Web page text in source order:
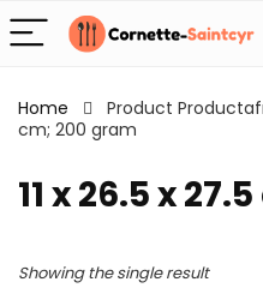
Home Product
cm; 200 gram
11 x 26.5 x
Showing the single result